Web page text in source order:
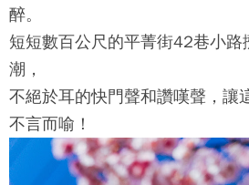
醉。
短短數百公尺的平菁街42巷小路
潮，
不絕於耳的快門聲和讚嘆聲，讓
不言而喻！